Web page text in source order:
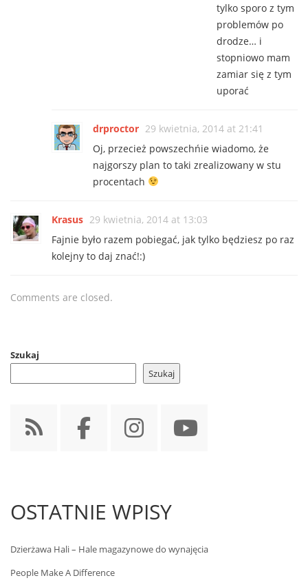
tylko sporo z tym
problemów po
drodze… i
stopniowo mam
zamiar się z tym
uporać
drproctor 29 kwietnia, 2014 at 21:41
Oj, przecież powszechńie wiadomo, że
najgorszy plan to taki zrealizowany w stu
procentach
Krasus 29 kwietnia, 2014 at 13:03
Fajnie było razem pobiegać, jak tylko będziesz po raz
kolejny to daj znać!:)
Comments are closed.
Szukaj
Szukaj
OSTATNIE WPISY
Dzierżawa Hali – Hale magazynowe do wynajęcia
People Make A Difference